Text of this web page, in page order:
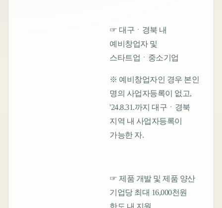
☞ 대구ㆍ경북 내
예비창업자 및
스타트업ㆍ중소기업
※ 예비창업자인 경우 본인
명의 사업자등록이 없고,
'24.8.31.까지 대구ㆍ경북
지역 내 사업자등록이
가능한 자.
☞ 제품 개발 및 제품 양산
기업당 최대 16,000천원